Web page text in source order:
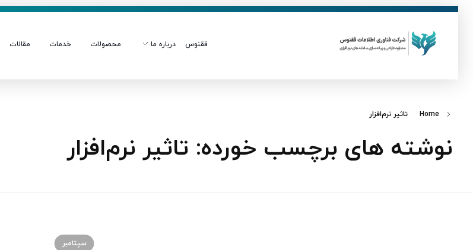
ققنوس درباره ما محصولات خدمات مقالات
Home تاثیر نرم‌افزار
نوشته های برچسب خورده: تاثیر نرم‌افزار
سپتامبر